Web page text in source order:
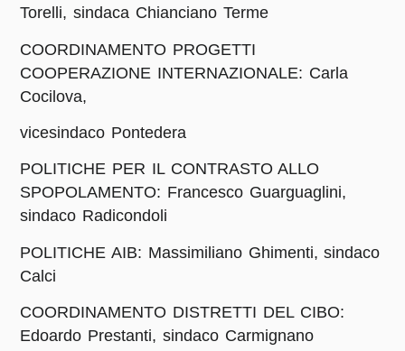
Torelli, sindaca Chianciano Terme
COORDINAMENTO PROGETTI
COOPERAZIONE INTERNAZIONALE: Carla
Cocilova,
vicesindaco Pontedera
POLITICHE PER IL CONTRASTO ALLO
SPOPOLAMENTO: Francesco Guarguaglini,
sindaco Radicondoli
POLITICHE AIB: Massimiliano Ghimenti, sindaco
Calci
COORDINAMENTO DISTRETTI DEL CIBO:
Edoardo Prestanti, sindaco Carmignano